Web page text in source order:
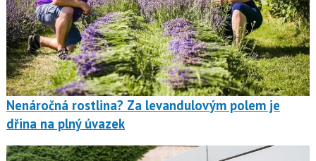
Nenáročná rostlina? Za levandulovým polem je
dřina na plný úvazek